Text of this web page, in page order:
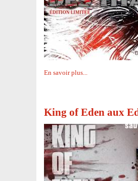
En savoir plus...
King of Eden aux